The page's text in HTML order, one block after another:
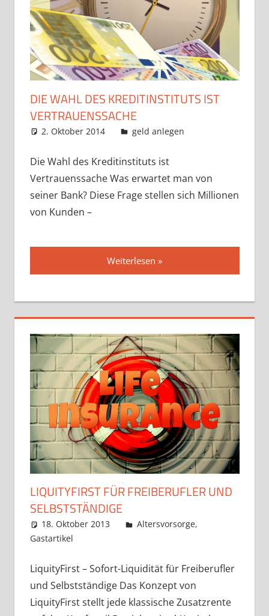
DIE WAHL DES KREDITINSTITUTS IST
VERTRAUENSSACHE
2. Oktober 2014 admin
geld anlegen
Die Wahl des Kreditinstituts ist
Vertrauenssache Was erwartet man von
seiner Bank? Diese Frage stellen sich Millionen
von Kunden –
Weiterlesen
LIQUITYFIRST FÜR FREIBERUFLER UND
SELBSTSTÄNDIGE
18. Oktober 2013 admin
Altersvorsorge,
Gastartikel
LiquityFirst – Sofort-Liquidität für Freiberufler
und Selbstständige Das Konzept von
LiquityFirst stellt jede klassische Zusatzrente